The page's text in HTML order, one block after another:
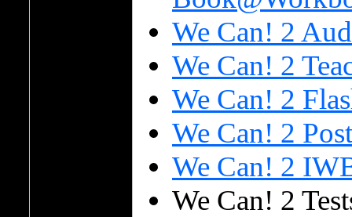
We Can! 2
We Can! 2
We Can! 2
We Can! 2
We Can! 2
We Can! 2